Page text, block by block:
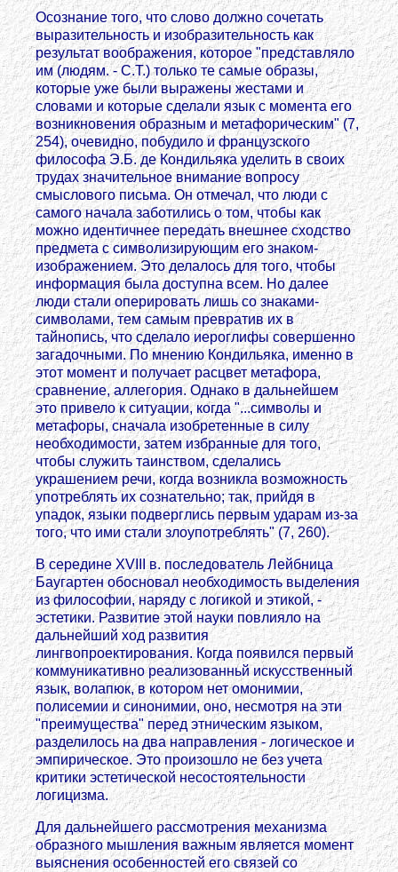
Осознание того, что слово должно сочетать
выразительность и изобразительность как
результат воображения, которое "представляло
им (людям. - C.T.) только те самые образы,
которые уже были выражены жестами и
словами и которые сделали язык с момента его
возникновения образным и метафорическим" (7,
254), очевидно, побудило и французского
философа Э.Б. де Кондильяка уделить в своих
трудах значительное внимание вопросу
смыслового письма. Он отмечал, что люди с
самого начала заботились о том, чтобы как
можно идентичнее передать внешнее сходство
предмета с символизирующим его знаком-
изображением. Это делалось для того, чтобы
информация была доступна всем. Но далее
люди стали оперировать лишь со знаками-
символами, тем самым превратив их в
тайнопись, что сделало иероглифы совершенно
загадочными. По мнению Кондильяка, именно в
этот момент и получает расцвет метафора,
сравнение, аллегория. Однако в дальнейшем
это привело к ситуации, когда "...символы и
метафоры, сначала изобретенные в силу
необходимости, затем избранные для того,
чтобы служить таинством, сделались
украшением речи, когда возникла возможность
употреблять их сознательно; так, прийдя в
упадок, языки подверглись первым ударам из-за
того, что ими стали злоупотреблять" (7, 260).
В середине XVIII в. последователь Лейбница
Баугартен обосновал необходимость выделения
из философии, наряду с логикой и этикой, -
эстетики. Развитие этой науки повлияло на
дальнейший ход развития
лингвопроектирования. Когда появился первый
коммуникативно реализованньй искусственный
язык, волапюк, в котором нет омонимии,
полисемии и синонимии, оно, несмотря на эти
"преимущества" перед этническим языком,
разделилось на два направления - логическое и
эмпирическое. Это произошло не без учета
критики эстетической несостоятельности
логицизма.
Для дальнейшего рассмотрения механизма
образного мышления важным является момент
выяснения особенностей его связей со